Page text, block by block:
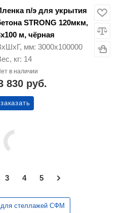
п/э для укрытия
STRONG 120мкм,
м, чёрная
мм: 3000х100000
кг: 14
в наличии
830 руб.
заказать
3 4 5
для стеллажей СФМ